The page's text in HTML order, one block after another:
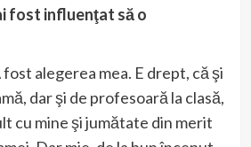
fost influenţat să o
fost alegerea mea. E drept, că şi
dar şi de profesoară la clasă,
cu mine şi jumătate din merit